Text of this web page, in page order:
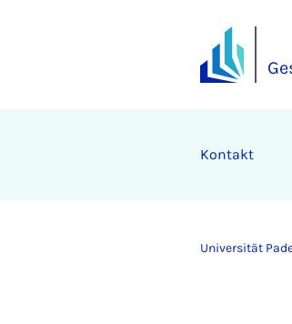
Kontakt
Universität